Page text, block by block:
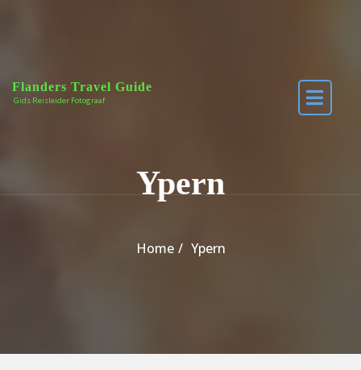
Flanders Travel Guide
Gids Reisleider Fotograaf
Ypern
Home Ypern